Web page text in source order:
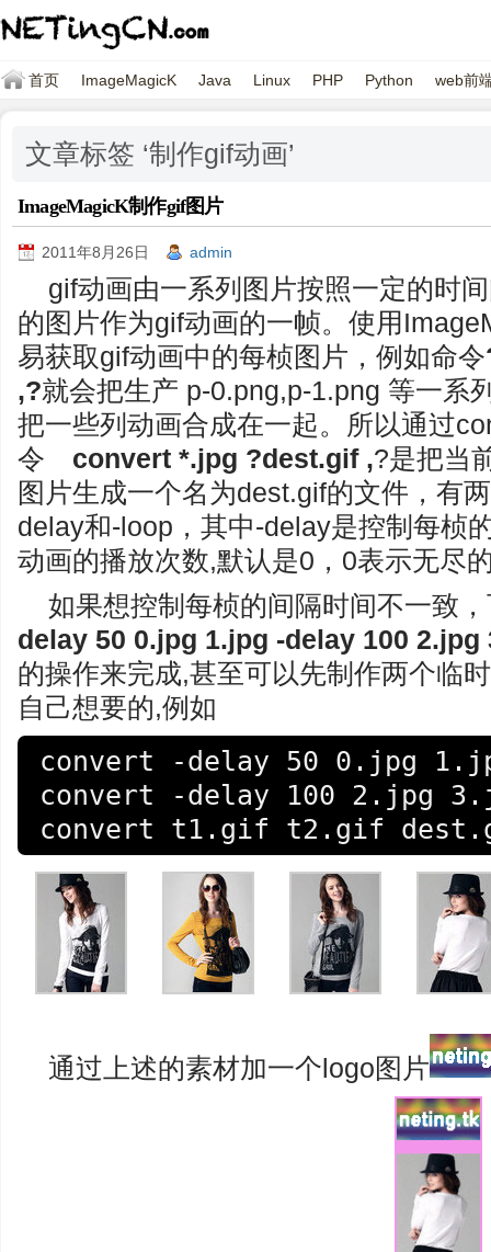
首页 ImageMagicK Java Linux PHP Python web前
文章标签 ‘制作gif动画’
ImageMagicK制作gif图片
2011年8月26日 admin
gif动画由一系列图片按照一定的时
的图片作为gif动画的一帧。使用
易获取gif动画中的每桢图片，例如命令
,?就会把生产 p-0.png,p-1.png 等一系
把一些列动画合成在一起。所以通过
令 convert *.jpg ?dest.gif ,?是把当
图片生成一个名为dest.gif的文件，有
delay和-loop，其中-delay是控制每桢
动画的播放次数,默认是0，0表示无尽
如果想控制每桢的间隔时间不一致
delay 50 0.jpg 1.jpg -delay 100
的操作来完成,甚至可以先制作两个临
自己想要的,例如
convert -delay 50 0.jpg
convert -delay 100 2.jpg
convert t1.gif t2.gif
通过上述的素材加一个logo图片